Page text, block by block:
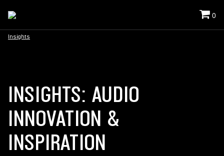
0
Insights
INSIGHTS: AUDIO
INNOVATION &
INSPIRATION